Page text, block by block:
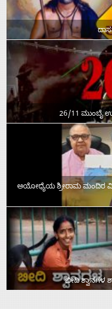
26/11 ಮುಂಬೈ
ಅಯೋಧ್ಯೆಯ ಶ್ರೀರಾಮ ಮಂದಿರ
ಬೀದಿ ಶ್ವಾನಗಳ